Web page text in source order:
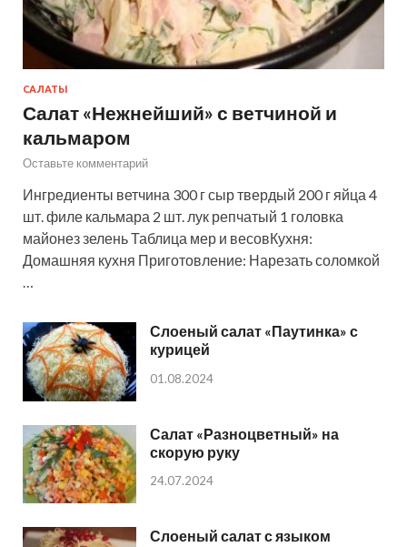
САЛАТЫ
Салат «Нежнейший» с ветчиной и
кальмаром
Оставьте комментарий
Ингредиенты ветчина 300 г сыр твердый 200 г яйца 4
шт. филе кальмара 2 шт. лук репчатый 1 головка
майонез зелень Таблица мер и весовКухня:
Домашняя кухня Приготовление: Нарезать соломкой
…
Слоеный салат «Паутинка» с
курицей
01.08.2024
Салат «Разноцветный» на
скорую руку
24.07.2024
Слоеный салат с языком